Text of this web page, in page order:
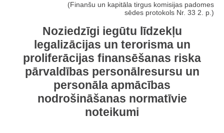
(Finanšu un kapitāla tirgus komisijas padomes
sēdes protokols Nr. 33 2. p.)
Noziedzīgi iegūtu līdzekļu
legalizācijas un terorisma un
proliferācijas finansēšanas riska
pārvaldības personālresursu un
personāla apmācības
nodrošināšanas normatīvie
noteikumi